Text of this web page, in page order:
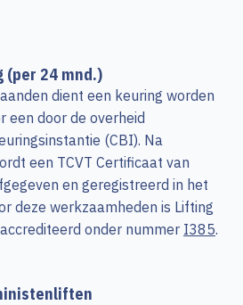
(per 24 mnd.)
dient een keuring worden
een door de overheid
(CBI). Na
een TCVT Certificaat van
en geregistreerd in het
deze werkzaamheden is Lifting
onder nummer I385.